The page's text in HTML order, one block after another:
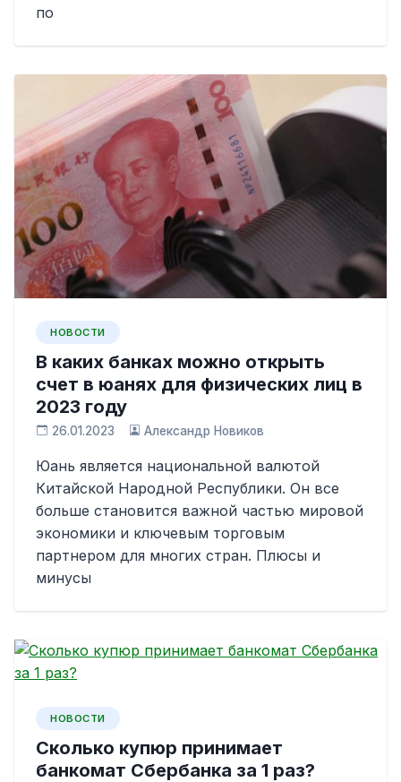
по
НОВОСТИ
В каких банках можно открыть
счет в юанях для физических лиц в
2023 году
26.01.2023 Александр Новиков
Юань является национальной валютой
Китайской Народной Республики. Он все
больше становится важной частью мировой
экономики и ключевым торговым
партнером для многих стран. Плюсы и
минусы
НОВОСТИ
Сколько купюр принимает
банкомат Сбербанка за 1 раз?